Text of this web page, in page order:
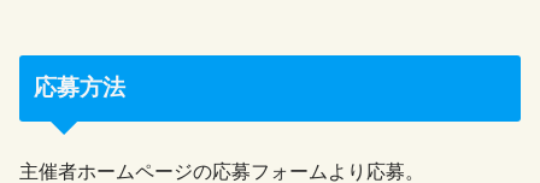
応募方法
主催者ホームページの応募フォームより応募。